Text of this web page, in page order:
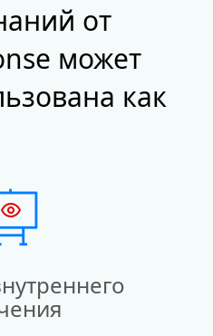
от
может
как